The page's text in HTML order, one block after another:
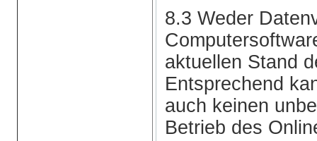
8.3 Weder
aktuellen Stand
Entsprechend
auch keinen
Betrieb des